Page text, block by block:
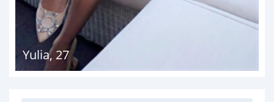
Yulia,27